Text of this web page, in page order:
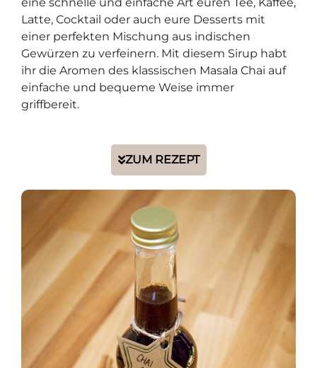
Latte, Cocktail oder auch eure Desserts mit
einer perfekten Mischung aus indischen
Gewürzen zu verfeinern. Mit diesem Sirup habt
ihr die Aromen des klassischen Masala Chai auf
einfache und bequeme Weise immer
griffbereit.
ZUM REZEPT